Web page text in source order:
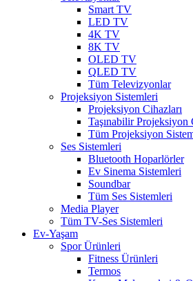
Smart TV
LED TV
4K TV
8K TV
OLED TV
QLED TV
Tüm Televizyonlar
Projeksiyon Sistemleri
Projeksiyon Cihazları
Taşınabilir Projeksiyon
Tüm Projeksiyon
Ses Sistemleri
Bluetooth Hoparlörler
Ev Sinema Sistemleri
Soundbar
Tüm Ses Sistemleri
Media Player
Tüm TV-Ses Sistemleri
Ev-Yaşam
Spor Ürünleri
Fitness Ürünleri
Termos